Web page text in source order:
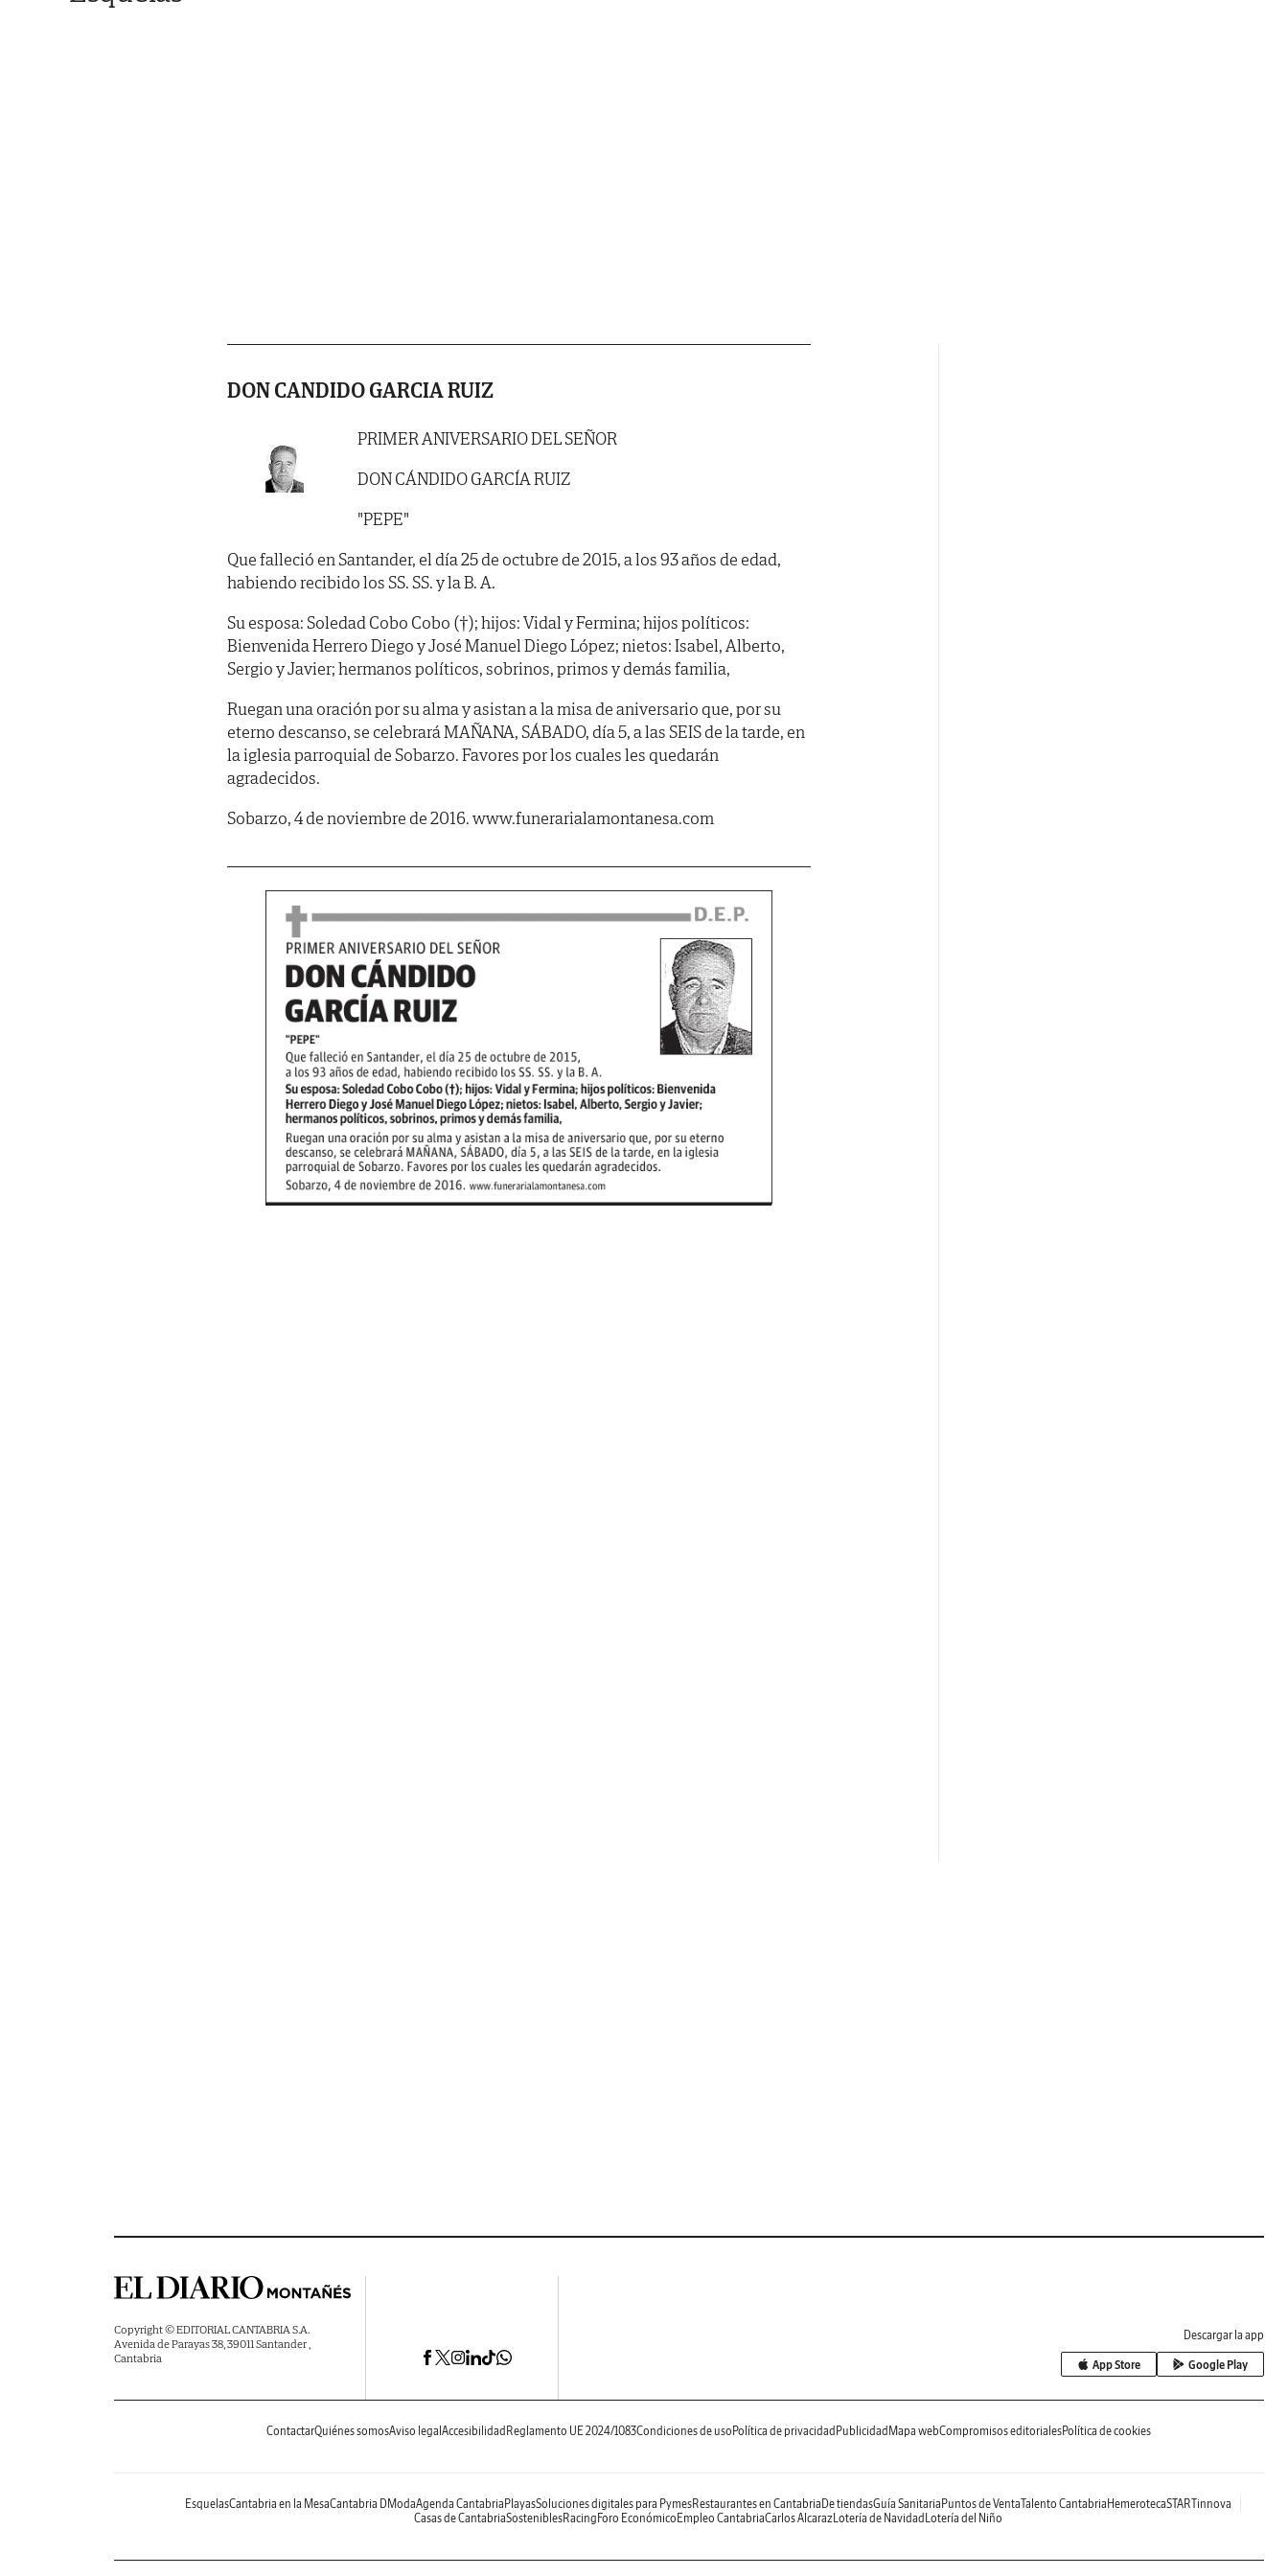
DON CANDIDO GARCIA RUIZ
PRIMER ANIVERSARIO DEL SEÑOR
DON CÁNDIDO GARCÍA RUIZ
"PEPE"
Que falleció en Santander, el día 25 de octubre de 2015, a los 93 años de edad,
habiendo recibido los SS. SS. y la B. A.
Su esposa: Soledad Cobo Cobo (†); hijos: Vidal y Fermina; hijos políticos:
Bienvenida Herrero Diego y José Manuel Diego López; nietos: Isabel, Alberto,
Sergio y Javier; hermanos políticos, sobrinos, primos y demás familia,
Ruegan una oración por su alma y asistan a la misa de aniversario que, por su
eterno descanso, se celebrará MAÑANA, SÁBADO, día 5, a las SEIS de la tarde, en
la iglesia parroquial de Sobarzo. Favores por los cuales les quedarán
agradecidos.
Sobarzo, 4 de noviembre de 2016. www.funerarialamontanesa.com
Copyright © EDITORIAL CANTABRIA S.A.
Avenida de Parayas 38, 39011 Santander ,
Cantabria
Descargar la app
App Store Google Play
ContactarQuiénes somosAviso legal Accesibilidad Reglamento UE 2024/1083Condiciones de uso Política de privacidad Publicidad Mapa webCompromisos editorialesPolítica de cookies
EsquelasCantabria en la MesaCantabria DModaAgenda Cantabria PlayasSoluciones digitales para PymesRestaurantes en Cantabria De tiendasGuía Sanitaria Puntos de VentaTalento Cantabria HemerotecaSTARTinnova
Casas de CantabriaSosteniblesRacing Foro Económico Empleo CantabriaCarlos AlcarazLotería de Navidad Lotería del Niño